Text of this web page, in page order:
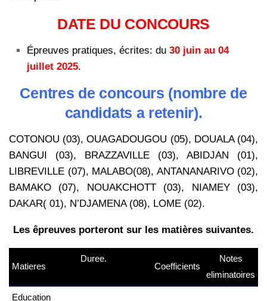
DATE DU CONCOURS
Épreuves pratiques, écrites: du 30 juin au 04
juillet 2025.
Centres de concours (nombre de
candidats a retenir).
COTONOU (03), OUAGADOUGOU (05), DOUALA (04),
BANGUI (03), BRAZZAVILLE (03), ABIDJAN (01),
LIBREVILLE (07), MALABO(08), ANTANANARIVO (02),
BAMAKO (07), NOUAKCHOTT (03), NIAMEY (03),
DAKAR( 01), N’DJAMENA (08), LOME (02).
Les êpreuves porteront sur les matières suivantes.
Matieres
Duree.
Coefficients
Notes
eliminatoires
Education